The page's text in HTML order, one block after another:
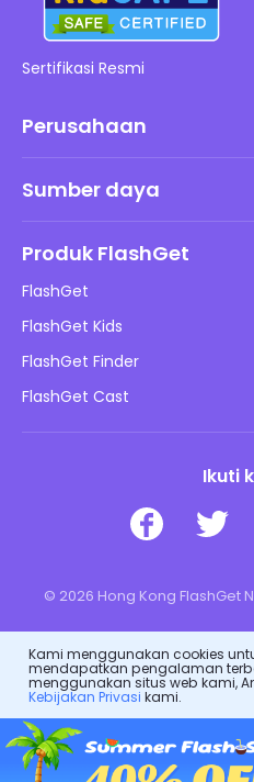
Sertifikasi Resmi
Perusahaan
Perjanjian Lisensi Pengguna
Kebijakan DMCA
Kebijakan Privasi
Kebijakan Periklanan
Jangan Jual Info Saya
Sumber daya
Keamanan Daring Anak
Unduh
Produk FlashGet
FlashGet
FlashGet Kids
FlashGet Finder
FlashGet Cast
Ikuti
© 2026 Hong Kong FlashGet
Kami menggunakan cookies
mendapatkan pengalaman
menggunakan situs web kami,
Kebijakan Privasi kami.